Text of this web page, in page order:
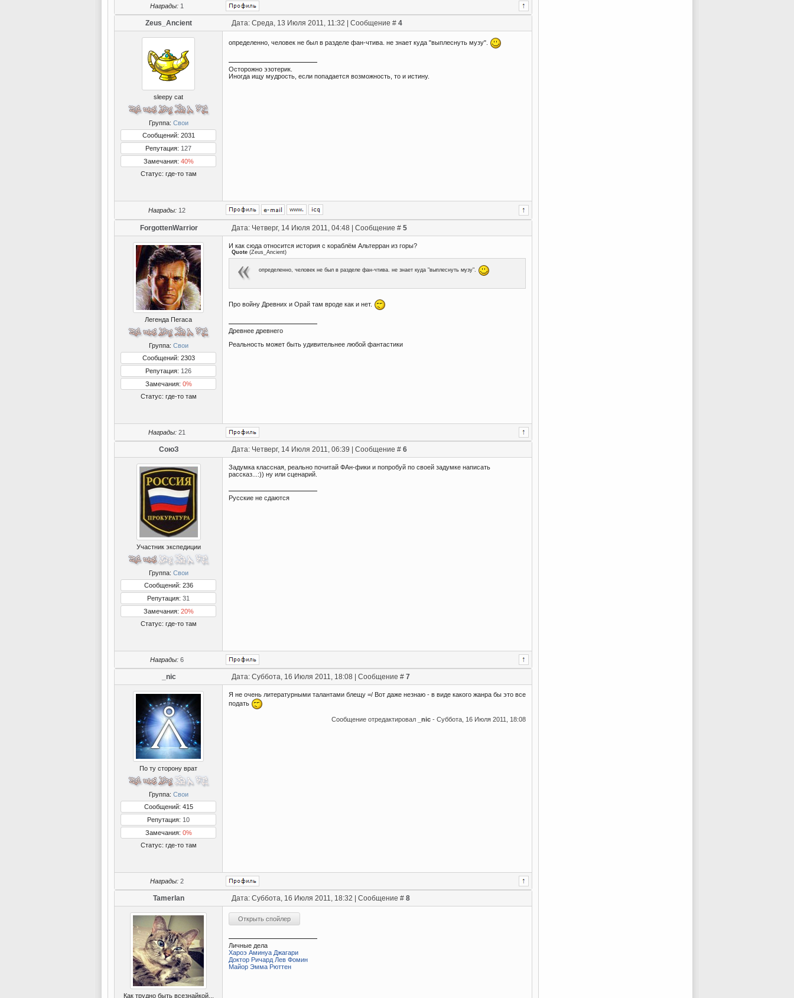
Награды: 1
Zeus_Ancient Дата: Среда, 13 Июля 2011, 11:32 | Сообщение # 4
sleepy cat
Группа: Свои
Сообщений: 2031
Репутация: 127
Замечания: 40%
Статус: где-то там
определенно, человек не был в разделе фан-чтива. не знает куда "выплеснуть музу".
Осторожно эзотерик.
Иногда ищу мудрость, если попадается возможность, то и истину.
Награды: 12
ForgottenWarrior Дата: Четверг, 14 Июля 2011, 04:48 | Сообщение # 5
Легенда Пегаса
Группа: Свои
Сообщений: 2303
Репутация: 126
Замечания: 0%
Статус: где-то там
И как сюда относится история с кораблём Альтерран из горы?
Quote (Zeus_Ancient)
определенно, человек не был в разделе фан-чтива. не знает куда "выплеснуть музу".
Про войну Древних и Орай там вроде как и нет.
Древнее древнего
Реальность может быть удивительнее любой фантастики
Награды: 21
СоюЗ Дата: Четверг, 14 Июля 2011, 06:39 | Сообщение # 6
Участник экспедиции
Группа: Свои
Сообщений: 236
Репутация: 31
Замечания: 20%
Статус: где-то там
Задумка классная, реально почитай ФАн-фики и попробуй по своей задумке написать
рассказ...:)) ну или сценарий.
Русские не сдаются
Награды: 6
_nic Дата: Суббота, 16 Июля 2011, 18:08 | Сообщение # 7
По ту сторону врат
Группа: Свои
Сообщений: 415
Репутация: 10
Замечания: 0%
Статус: где-то там
Я не очень литературными талантами блещу =/ Вот даже незнаю - в виде какого жанра бы это все
подать
Сообщение отредактировал _nic - Суббота, 16 Июля 2011, 18:08
Награды: 2
Tamerlan Дата: Суббота, 16 Июля 2011, 18:32 | Сообщение # 8
Как трудно быть всезнайкой...
Личные дела
Хароэ Аминуа Джагари
Доктор Ричард Лев Фомин
Майор Эмма Рюттен